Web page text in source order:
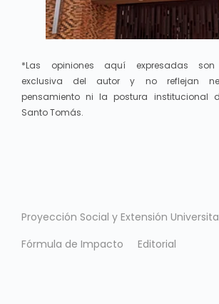
*Las opiniones aquí expresadas son
exclusiva del autor y no reflejan
pensamiento ni la postura institucional
Santo Tomás.
Proyección Social y Extensión
Fórmula de Impacto
Editorial